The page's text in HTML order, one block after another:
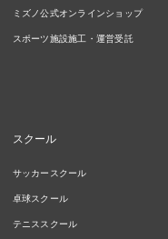
ミズノ公式オンラインショップ
スポーツ施設施工・運営受託
スクール
サッカースクール
卓球スクール
テニススクール